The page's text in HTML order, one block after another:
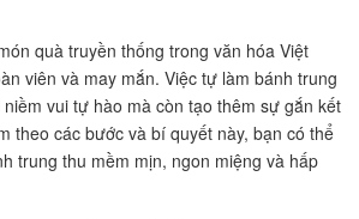
quà truyền thống trong văn hóa Việt
viên và may mắn. Việc tự làm bánh trung
vui tự hào mà còn tạo thêm sự gắn kết
theo các bước và bí quyết này, bạn có thể
trung thu mềm mịn, ngon miệng và hấp